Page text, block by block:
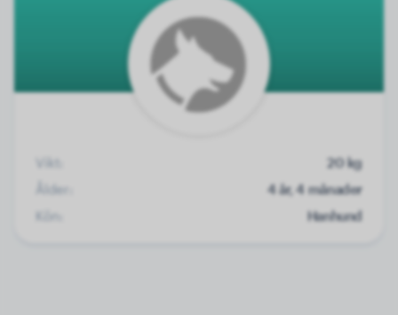
Vikt:
20 kg
Ålder:
4 år, 4 månader
Kön:
Hanhund